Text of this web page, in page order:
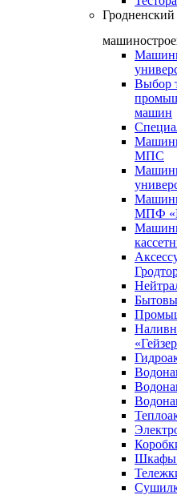
Гродненский
Выбор
машин
МПС
МПФ
Шкафы